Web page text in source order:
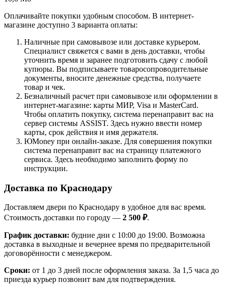
Оплачивайте покупки удобным способом. В интернет-
магазине доступно 3 варианта оплаты:
Наличные при самовывозе или доставке курьером.
Специалист свяжется с вами в день доставки, чтобы
уточнить время и заранее подготовить сдачу с любой
купюры. Вы подписываете товаросопроводительные
документы, вносите денежные средства, получаете
товар и чек.
Безналичный расчет при самовывозе или оформлении в
интернет-магазине: карты МИР, Visa и MasterCard.
Чтобы оплатить покупку, система перенаправит вас на
сервер системы ASSIST. Здесь нужно ввести номер
карты, срок действия и имя держателя.
ЮMoney при онлайн-заказе. Для совершения покупки
система перенаправит вас на страницу платежного
сервиса. Здесь необходимо заполнить форму по
инструкции.
Доставка по Краснодару
Доставляем двери по Краснодару в удобное для вас время.
Стоимость доставки по городу — 2 500 ₽.
График доставки: будние дни с 10:00 до 19:00. Возможна
доставка в выходные и вечернее время по предварительной
договорённости с менеджером.
Сроки: от 1 до 3 дней после оформления заказа. За 1,5 часа до
приезда курьер позвонит вам для подтверждения.